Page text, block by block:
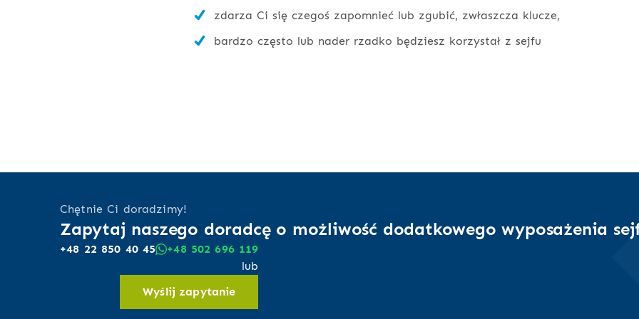
zdarza Ci się czegoś zapomnieć lub zgubić, zwłaszcza klucze,
bardzo często lub nader rzadko będziesz korzystał z sejfu
Chętnie Ci doradzimy!
Zapytaj naszego doradcę o możliwość dodatkowego wyposażenia
+48 22 850 40 45
+48 502 696 119
lub
Wyślij zapytanie